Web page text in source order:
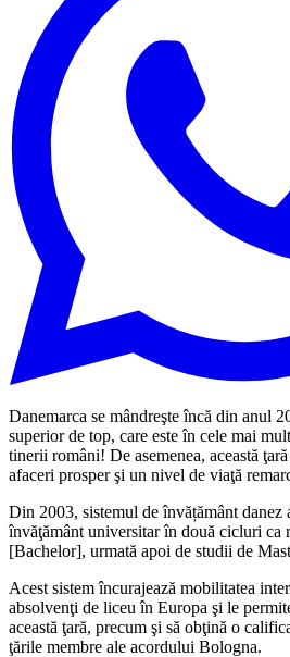
Danemarca se mândreşte încă din anul
superior de top, care este în cele mai
tinerii români! De asemenea, această
afaceri prosper şi un nivel de viaţă
Din 2003, sistemul de învățământ danez
învăţământ universitar în două cicluri ca
[Bachelor], urmată apoi de studii de
Acest sistem încurajează mobilitatea
absolvenţi de liceu în Europa şi le
această ţară, precum şi să obţină o
ţările membre ale acordului Bologna.